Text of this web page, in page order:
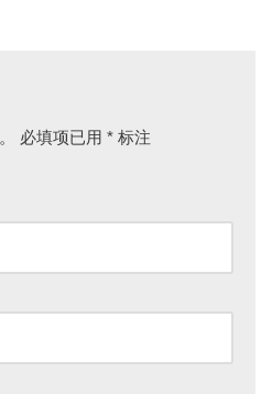
必填项已用 * 标注